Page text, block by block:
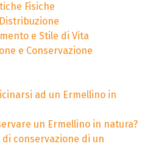
Fisiche
e Stile di Vita
e Conservazione
ad un Ermellino in
un Ermellino in natura?
di conservazione di un